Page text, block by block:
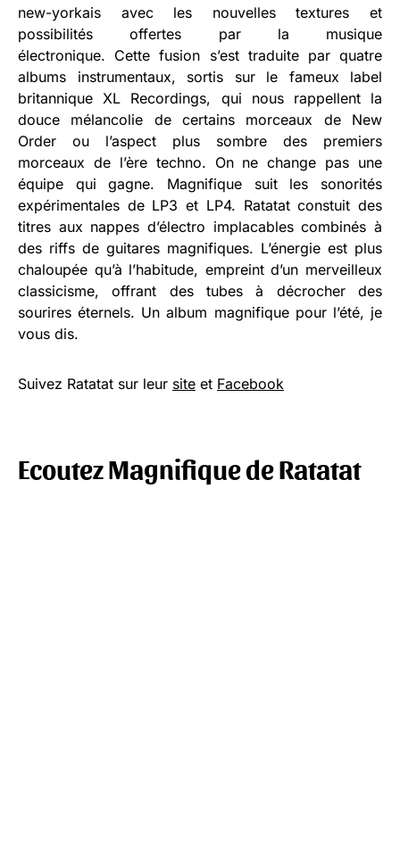
new-yorkais avec les nouvelles textures et
possibilités offertes par la musique
électronique. Cette fusion s’est traduite par quatre
albums instrumentaux, sortis sur le fameux label
britannique XL Recordings, qui nous rappellent la
douce mélancolie de certains morceaux de New
Order ou l’aspect plus sombre des premiers
morceaux de l’ère techno. On ne change pas une
équipe qui gagne. Magnifique suit les sonorités
expérimentales de LP3 et LP4. Ratatat constuit des
titres aux nappes d’électro implacables combinés à
des riffs de guitares magnifiques. L’énergie est plus
chaloupée qu’à l’habitude, empreint d’un merveilleux
classicisme, offrant des tubes à décrocher des
sourires éternels. Un album magnifique pour l’été, je
vous dis.
Suivez Ratatat sur leur site et Facebook
Ecoutez Magnifique de Ratatat